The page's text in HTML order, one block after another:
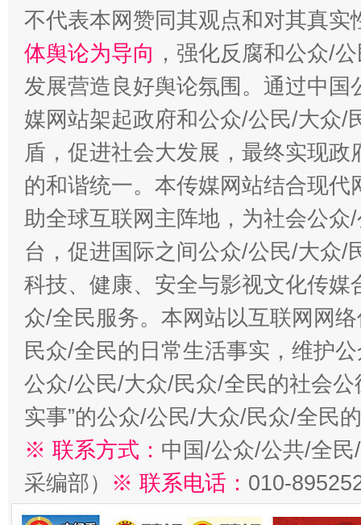
不代表本网赞同其观点和对其真实
体舆论为导向 ，强化反腐和公众/
发展营造良好舆论氛围。通过中
媒网站架起政府和公众/公民/大众/
盾，促进社会大发展，最终实现
的和谐统一。本传媒网站结合现
助全球互联网主阵地，为社会公
台，促进国际之间公众/公民/大众/
科技、健康、安全与影视文化传
众/全民服务。本网站以互联网网
民众/全民的日常生活事实，维护
公众/公民/大众/民众/全民的社会公
实事”的公众/公民/大众/民众/全民
※ 联系方式： 中国/公众/公共/全
采编部） ※ 联系电话： 010-